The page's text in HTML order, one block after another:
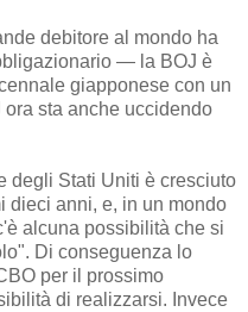
debitore al mondo ha
— la BOJ è
giapponese con un
sta anche uccidendo
degli Stati Uniti è cresciuto
dieci anni, e, in un mondo
alcuna possibilità che si
Di conseguenza lo
per il prossimo
di realizzarsi. Invece